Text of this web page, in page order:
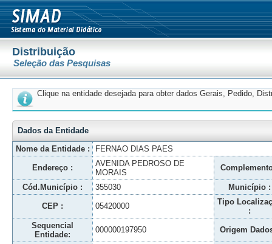
Distribuição
Seleção das Pesquisas
Clique na entidade desejada para obter dados Gerais, Pedido,
Dados da Entidade
Nome da Entidade :
FERNAO DIAS PAES
Endereço :
AVENIDA PEDROSO DE
MORAIS
Cód.Município : 355030 Município :
CEP : 05420000
Tipo
:
Sequencial
Entidade:
000000197950 Origem